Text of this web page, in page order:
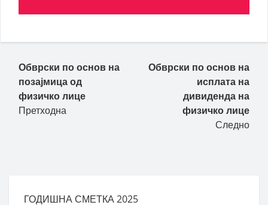
Пост навигација
Обврски по основ на
позајмица од
физичко лице
Претходна
Обврски по основ на
исплата на
дивиденда на
физичко лице
Следно
ГОДИШНА СМЕТКА 2025